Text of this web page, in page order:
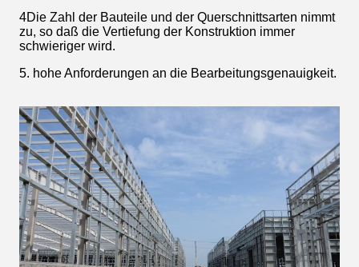
4Die Zahl der Bauteile und der Querschnittsarten nimmt
zu, so daß die Vertiefung der Konstruktion immer
schwieriger wird.
5. hohe Anforderungen an die Bearbeitungsgenauigkeit.